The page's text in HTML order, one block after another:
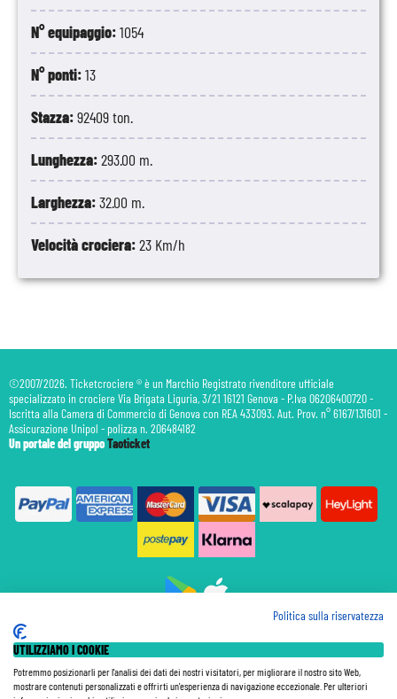
N° equipaggio:1054
N° ponti:13
Stazza:92409 ton.
Lunghezza:293.00 m.
Larghezza:32.00 m.
Velocità crociera:23 Km/h
©2007/2026. Ticketcrociere ® è un Marchio Registrato rivenditore ufficiale
specializzato in crociere Via Brigata Liguria, 3/21 16121 Genova - P.Iva 06206400720 -
Iscritta alla Camera di Commercio di Genova con REA 433093. Aut. Prov. n° 6167/131601 -
Assicurazione Unipol - polizza n. 206484182
Un portale del gruppoTaoticket
Assicurazione
Politica sulla riservatezza
UTILIZZIAMO I COOKIE
Potremmo posizionarli per l'analisi dei dati dei nostri visitatori, per migliorare il nostro sito Web,
mostrare contenuti personalizzati e offrirti un'esperienza di navigazione eccezionale. Per ulteriori